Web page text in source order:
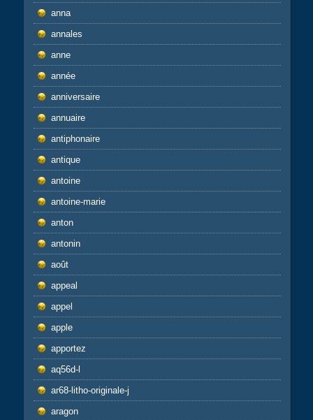
anna
annales
anne
année
anniversaire
annuaire
antiphonaire
antique
antoine
antoine-marie
anton
antonin
août
appeal
appel
apple
apportez
aq56d-l
ar68-litho-originale-j
aragon